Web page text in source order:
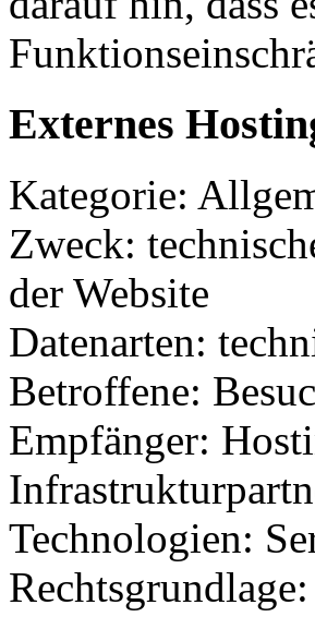
Externes
Kategorie:
Zweck:
der Website
Datenarten:
Betroffene:
Empfänger:
Technologien: